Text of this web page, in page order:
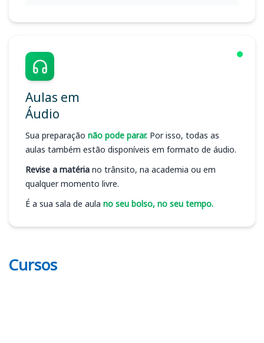
Aulas em
Áudio
Sua preparação não pode parar. Por isso, todas as
aulas também estão disponíveis em formato de áudio.
Revise a matéria no trânsito, na academia ou em
qualquer momento livre.
É a sua sala de aula no seu bolso, no seu tempo.
Cursos